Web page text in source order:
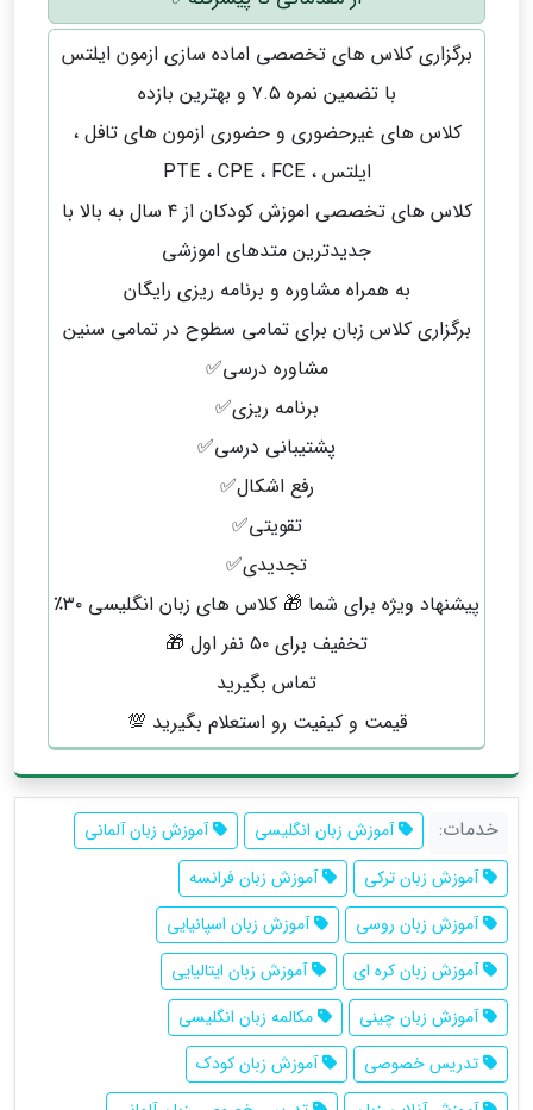
برگزاری کلاس های تخصصی اماده سازی ازمون ایلتس
با تضمین نمره ۷.۵ و بهترین بازده
کلاس های غیرحضوری و حضوری ازمون های تافل ،
ایلتس ، PTE ، CPE ، FCE
کلاس های تخصصی اموزش کودکان از ۴ سال به بالا با
جدیدترین متدهای اموزشی
به همراه مشاوره و برنامه ریزی رایگان
برگزاری کلاس زبان برای تمامی سطوح در تمامی سنین
مشاوره درسی✅
برنامه ریزی✅
پشتیبانی درسی✅
رفع اشکال✅
تقویتی✅
تجدیدی✅
پیشنهاد ویژه برای شما 🎁 کلاس های زبان انگلیسی ۳۰٪
تخفیف برای ۵۰ نفر اول 🎁
تماس بگیرید
قیمت و کیفیت رو استعلام بگیرید 💯
خدمات: آموزش زبان انگلیسی
آموزش زبان آلمانی
آموزش زبان ترکی
آموزش زبان فرانسه
آموزش زبان روسی
آموزش زبان اسپانیایی
آموزش زبان کره ای
آموزش زبان ایتالیایی
آموزش زبان چینی
مکالمه زبان انگلیسی
تدریس خصوصی
آموزش زبان کودک